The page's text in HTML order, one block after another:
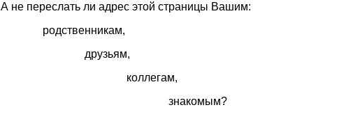
А не переслать ли адрес этой страницы Вашим:
родственникам,
друзьям,
коллегам,
знакомым?